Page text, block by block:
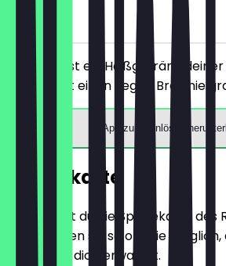
vor Ort
Du bestellst ein Heißgetränk deiner
bekommst einen vegan Brownie
App zum Einlösen
Speisekarte
Hier findest du die Speisekarte des
aktualisieren sie so oft wie
weißt, was dich erwartet.